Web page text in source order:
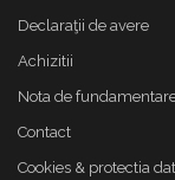
Declaraţii de avere
Achizitii
Nota de
Contact
Cookies & protectia